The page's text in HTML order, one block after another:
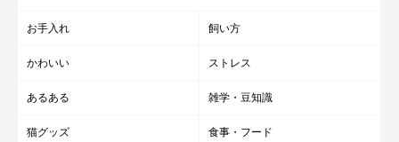
お手入れ 飼い方
かわいい ストレス
あるある 雑学・豆知識
猫グッズ 食事・フード